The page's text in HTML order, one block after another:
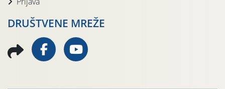
DRUŠTVENE MREŽE